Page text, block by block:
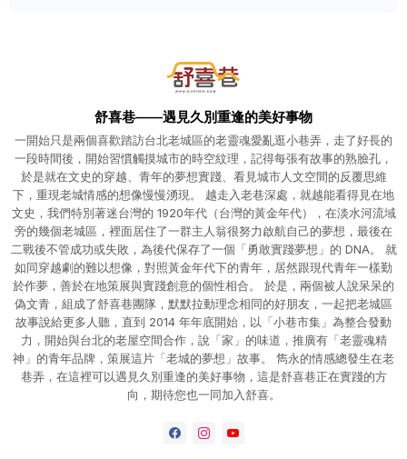
舒喜巷——遇見久別重逢的美好事物
一開始只是兩個喜歡踏訪台北老城區的老靈魂愛亂逛小巷弄，走了好長的
一段時間後，開始習慣觸摸城市的時空紋理，記得每張有故事的熟臉孔，
於是就在文史的穿越、青年的夢想實踐、看見城市人文空間的反覆思維
下，重現老城情感的想像慢慢湧現。 越走入老巷深處，就越能看得見在地
文史，我們特別著迷台灣的 1920年代（台灣的黃金年代），在淡水河流域
旁的幾個老城區，裡面居住了一群主人翁很努力啟航自己的夢想，最後在
二戰後不管成功或失敗，為後代保存了一個「勇敢實踐夢想」的 DNA。 就
如同穿越劇的難以想像，對照黃金年代下的青年，居然跟現代青年一樣勤
於作夢，善於在地策展與實踐創意的個性相合。 於是，兩個被人說呆呆的
偽文青，組成了舒喜巷團隊，默默拉動理念相同的好朋友，一起把老城區
故事說給更多人聽，直到 2014 年年底開始，以「小巷市集」為整合發動
力，開始與台北的老屋空間合作，說「家」的味道，推廣有「老靈魂精
神」的青年品牌，策展這片「老城的夢想」故事。 雋永的情感總發生在老
巷弄，在這裡可以遇見久別重逢的美好事物，這是舒喜巷正在實踐的方
向，期待您也一同加入舒喜。